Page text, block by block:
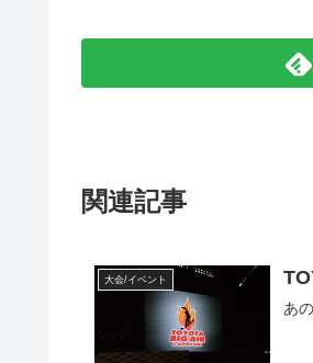
関連記事
大会/イベント
あ